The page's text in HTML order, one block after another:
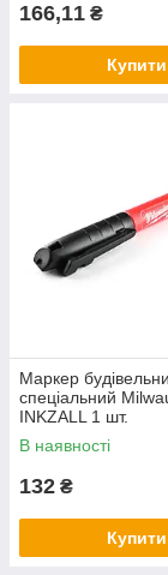
166,11 ₴
Купити
Маркер
спеціальний
INKZALL 1 шт.
В наявності
132 ₴
Купити